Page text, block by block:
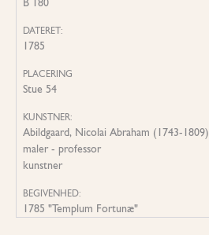
DATERET:
1785
PLACERING
Stue 54
KUNSTNER:
Abildgaard, Nicolai Abraham (1743-1809)
maler - professor
kunstner
BEGIVENHED:
1785 "Templum Fortunæ"